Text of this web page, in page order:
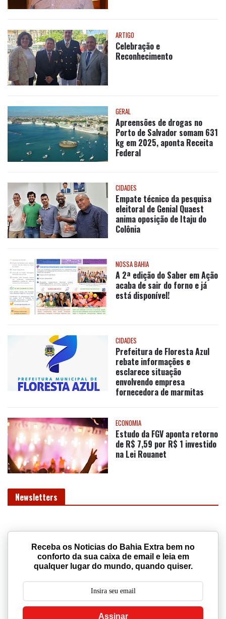
Celebração e
Reconhecimento
Apreensões de drogas no
Porto de Salvador somam 631
kg em 2025, aponta Receita
Federal
Empate técnico da pesquisa
eleitoral de Genial Quaest
anima oposição de Itaju do
Colônia
A 2ª edição do Saber em Ação
acaba de sair do forno e já
está disponível!
Prefeitura de Floresta Azul
rebate informações e
esclarece situação
envolvendo empresa
fornecedora de marmitas
Estudo da FGV aponta retorno
de R$ 7,59 por R$ 1 investido
na Lei Rouanet
Newsletters
conforto da sua caixa de email e leia em
qualquer lugar do mundo, quando quiser.
Assinar